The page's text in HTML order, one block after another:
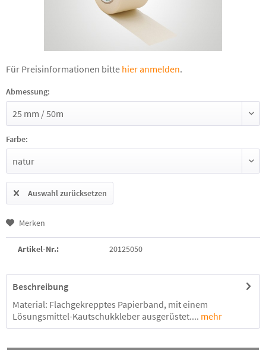
Für Preisinformationen bitte hier anmelden.
Abmessung:
Farbe:
Auswahl zurücksetzen
Merken
Artikel-Nr.: 20125050
Beschreibung
Material: Flachgekrepptes Papierband, mit einem
Lösungsmittel-Kautschukkleber ausgerüstet.... mehr